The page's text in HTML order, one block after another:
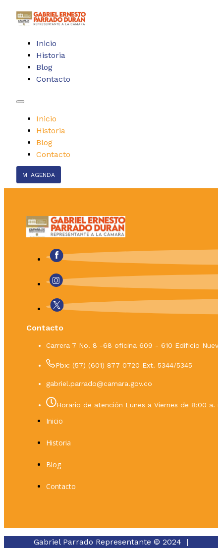
Inicio
Historia
Blog
Contacto
Inicio
Historia
Blog
Contacto
MI AGENDA
Contacto
Carrera 7 No. 8 -68 oficina 609 - 610 Edificio
Pbx: (57) (601) 877 0720 Ext. 5344/5345
gabriel.parrado@camara.gov.co
Horario de atención Lunes a Viernes de 8:00 a.
Inicio
Historia
Blog
Contacto
Gabriel Parrado Representante © 2024 |